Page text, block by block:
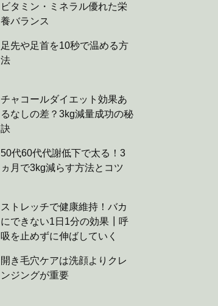
ビタミン・ミネラル優れた栄
養バランス
足先や足首を10秒で温める方
法
チャコールダイエット効果あ
るなしの差？3kg減量成功の秘
訣
50代60代代謝低下で太る！3
ヵ月で3kg減らす方法とコツ
ストレッチで健康維持！バカ
にできない1日1分の効果┃呼
吸を止めずに伸ばしていく
開き毛穴ケアは洗顔よりクレ
ンジングが重要